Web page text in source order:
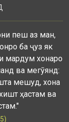
пеш аз ман,
ба ҷуз як
мардум хонаро
ва мегӯянд:
мешуд, хона
ҳастам ва